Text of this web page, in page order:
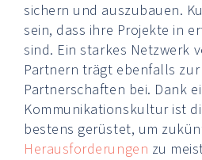
sichern und auszubauen.
sein, dass ihre Projekte in
sind. Ein starkes Netzwerk
Partnern trägt ebenfalls
Partnerschaften bei. Dank
Kommunikationskultur ist
bestens gerüstet, um
Herausforderungen zu